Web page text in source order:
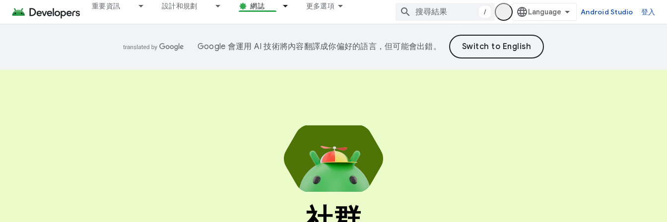
重要資訊 設計和規劃 網誌 更多選項
/ Android Studio 登入
Google 會運用 AI 技術將內容翻譯成你偏好的語言，但可能會出錯。